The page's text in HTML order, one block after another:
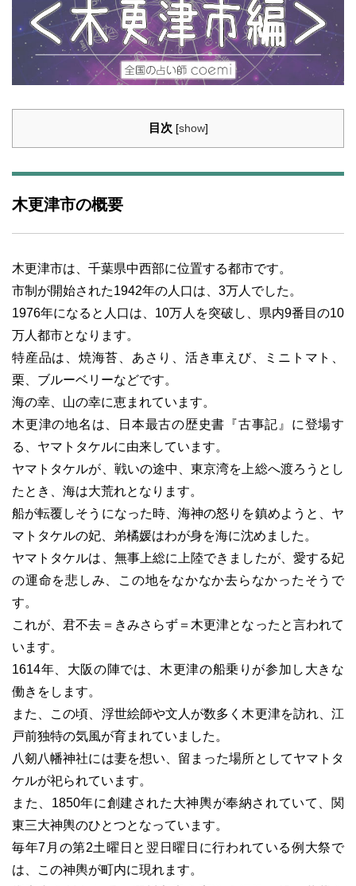
目次 [show]
木更津市の概要
木更津市は、千葉県中西部に位置する都市です。
市制が開始された1942年の人口は、3万人でした。
1976年になると人口は、10万人を突破し、県内9番目の10
万人都市となります。
特産品は、焼海苔、あさり、活き車えび、ミニトマト、
栗、ブルーベリーなどです。
海の幸、山の幸に恵まれています。
木更津の地名は、日本最古の歴史書『古事記』に登場す
る、ヤマトタケルに由来しています。
ヤマトタケルが、戦いの途中、東京湾を上総へ渡ろうとし
たとき、海は大荒れとなります。
船が転覆しそうになった時、海神の怒りを鎮めようと、ヤ
マトタケルの妃、弟橘媛はわが身を海に沈めました。
ヤマトタケルは、無事上総に上陸できましたが、愛する妃
の運命を悲しみ、この地をなかなか去らなかったそうで
す。
これが、君不去＝きみさらず＝木更津となったと言われて
います。
1614年、大阪の陣では、木更津の船乗りが参加し大きな
働きをします。
また、この頃、浮世絵師や文人が数多く木更津を訪れ、江
戸前独特の気風が育まれていました。
八剱八幡神社には妻を想い、留まった場所としてヤマトタ
ケルが祀られています。
また、1850年に創建された大神輿が奉納されていて、関
東三大神輿のひとつとなっています。
毎年7月の第2土曜日と翌日曜日に行われている例大祭で
は、この神輿が町内に現れます。